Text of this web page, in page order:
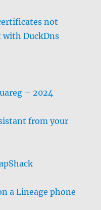
not
with DuckDns
– 2024
from your
a Lineage phone